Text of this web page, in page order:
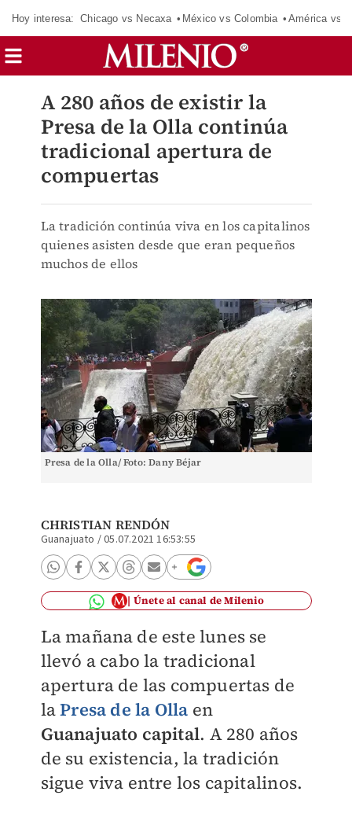
Hoy interesa: Chicago vs Necaxa México vs Colombia América vs
A 280 años de existir la
Presa de la Olla continúa
tradicional apertura de
compuertas
La tradición continúa viva en los capitalinos
quienes asisten desde que eran pequeños
muchos de ellos
Presa de la Olla/ Foto: Dany Béjar
CHRISTIAN RENDÓN
Guanajuato /05.07.2021 16:53:55
Únete al canal de Milenio
La mañana de este lunes se
llevó a cabo la tradicional
apertura de las compuertas de
laPresa de la Olla en
Guanajuato capital. A 280 años
de su existencia, la tradición
sigue viva entre los capitalinos.